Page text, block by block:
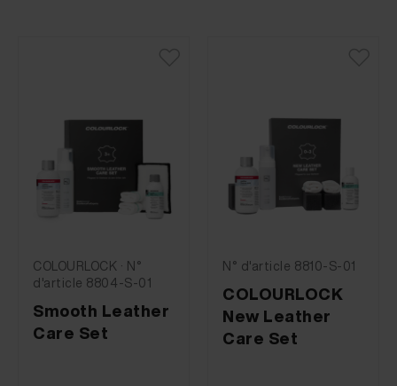
COLOURLOCK · N°
d'article 8804-S-01
Smooth Leather
Care Set
N° d'article 8810-S-01
COLOURLOCK
New Leather
Care Set